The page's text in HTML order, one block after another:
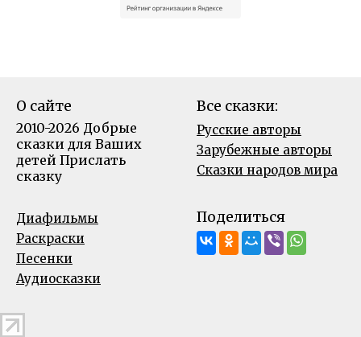
О сайте
2010-2026 Добрые
сказки для Ваших
детей Прислать
сказку
Все сказки:
Русские авторы
Зарубежные авторы
Сказки народов мира
Диафильмы
Раскраски
Песенки
Аудиосказки
Поделиться